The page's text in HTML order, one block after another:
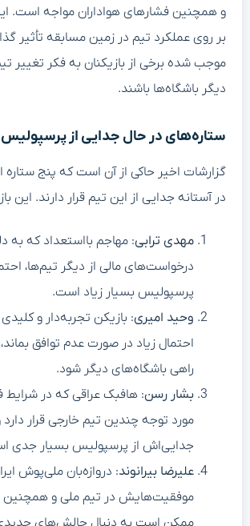
و همچنین فشارهای هواداران مواجه است.
بر روی عملکرد تیم در زمین مسابقه تأثیر
موجب شده برخی از بازیکنان به فکر تغییر
دیگر باشگاه‌ها باشند.
ستاره‌های در حال جدایی از پرسپولیس
گزارشات اخیر حاکی از آن است که پنج
در آستانه جدایی از این تیم قرار دارند. این
مهدی ترابی: مهاجم بااستعداد که به
درخواست‌های مالی از دیگر تیم‌ها،
پرسپولیس بسیار زیاد است.
وحید امیری: بازیکن تجربه‌دار و
احتمال زیاد در صورت عدم توافق
راهی باشگاه‌های دیگر شود.
بشار رسن: هافبک عراقی که در
مورد توجه چندین تیم خارجی قرار دارد
جدایی‌اش از پرسپولیس بسیار جدی
علیرضا بیرانوند: دروازه‌بان ملی‌پوش
موفقیت‌هایش در تیم ملی و همچنین
ممکن است به دنبال چالش‌های